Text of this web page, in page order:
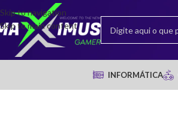
Skip to navigation
Skip to main content
INFORMÁTICA